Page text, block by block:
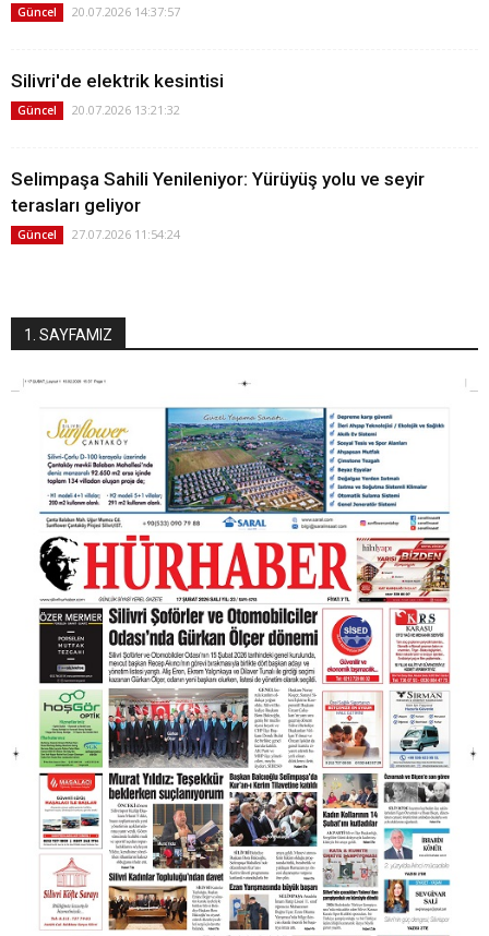
Güncel 20.07.2026 14:37:57
Silivri'de elektrik kesintisi
Güncel 20.07.2026 13:21:32
Selimpaşa Sahili Yenileniyor: Yürüyüş yolu ve seyir
terasları geliyor
Güncel 27.07.2026 11:54:24
1. SAYFAMIZ